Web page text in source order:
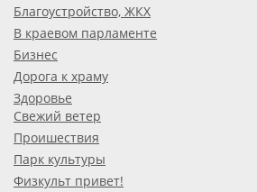
Благоустройство, ЖКХ
В краевом парламенте
Бизнес
Дорога к храму
Здоровье
Свежий ветер
Проишествия
Парк культуры
Физкульт привет!